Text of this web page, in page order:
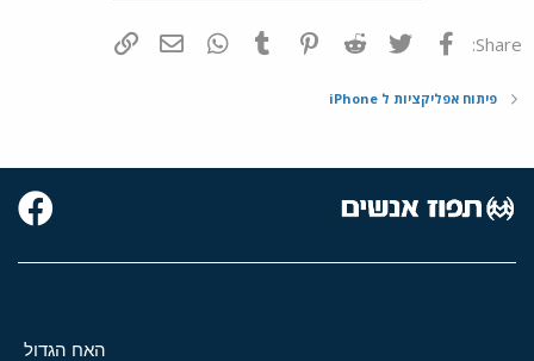
Share: פייסבוק Twitter
Reddit
Pinterest
Tumblr
WhatsAppדואר אלקטרוני
פיתוח אפליקציות ל iPhone
האח הגדול